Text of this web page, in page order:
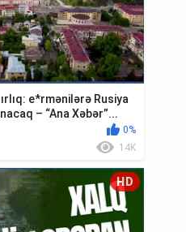
e*rmənilərə Rusiya
– “Ana Xəbər”...
0%
14K
HD